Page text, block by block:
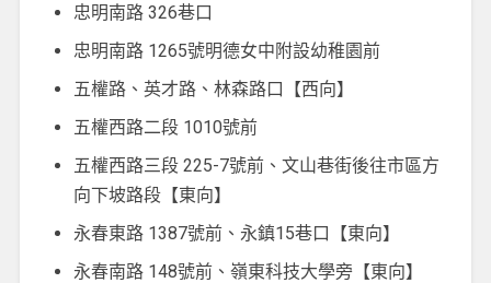
忠明南路 326巷口
忠明南路 1265號明德女中附設幼稚園前
五權路、英才路、林森路口【西向】
五權西路二段 1010號前
五權西路三段 225-7號前、文山巷街後往市區方
向下坡路段【東向】
永春東路 1387號前、永鎮15巷口【東向】
永春南路 148號前、嶺東科技大學旁【東向】